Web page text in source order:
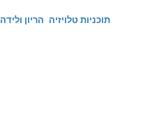
תוכניות טלויזיה הריון ולידה